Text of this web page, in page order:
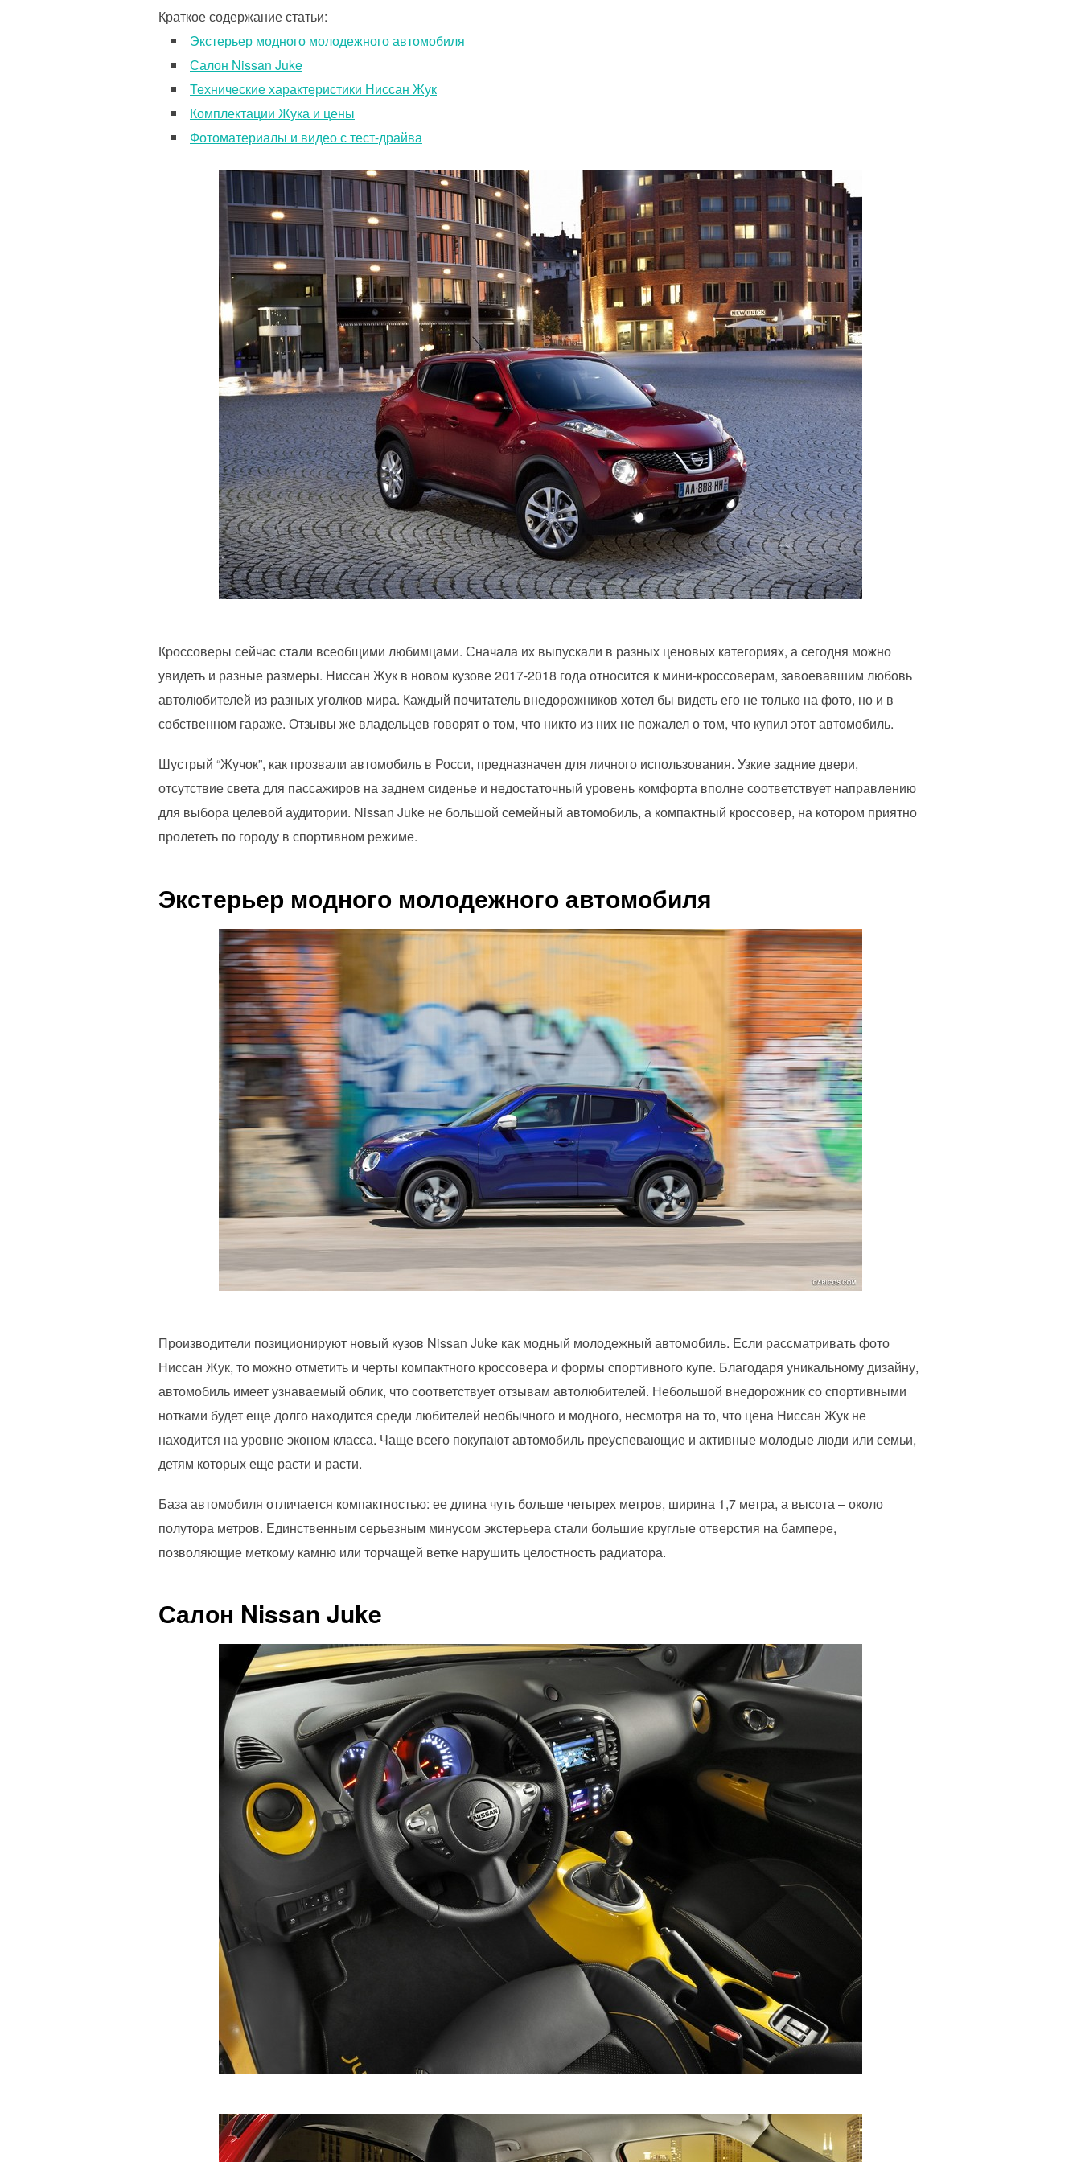
Краткое содержание статьи:
Экстерьер модного молодежного автомобиля
Салон Nissan Juke
Технические характеристики Ниссан Жук
Комплектации Жука и цены
Фотоматериалы и видео с тест-драйва
Кроссоверы сейчас стали всеобщими любимцами. Сначала их выпускали в разных ценовых категориях, а сегодня можно
увидеть и разные размеры. Ниссан Жук в новом кузове 2017-2018 года относится к мини-кроссоверам, завоевавшим любовь
автолюбителей из разных уголков мира. Каждый почитатель внедорожников хотел бы видеть его не только на фото, но и в
собственном гараже. Отзывы же владельцев говорят о том, что никто из них не пожалел о том, что купил этот автомобиль.
Шустрый “Жучок”, как прозвали автомобиль в Росси, предназначен для личного использования. Узкие задние двери,
отсутствие света для пассажиров на заднем сиденье и недостаточный уровень комфорта вполне соответствует направлению
для выбора целевой аудитории. Nissan Juke не большой семейный автомобиль, а компактный кроссовер, на котором приятно
пролететь по городу в спортивном режиме.
Экстерьер модного молодежного автомобиля
Производители позиционируют новый кузов Nissan Juke как модный молодежный автомобиль. Если рассматривать фото
Ниссан Жук, то можно отметить и черты компактного кроссовера и формы спортивного купе. Благодаря уникальному дизайну,
автомобиль имеет узнаваемый облик, что соответствует отзывам автолюбителей. Небольшой внедорожник со спортивными
нотками будет еще долго находится среди любителей необычного и модного, несмотря на то, что цена Ниссан Жук не
находится на уровне эконом класса. Чаще всего покупают автомобиль преуспевающие и активные молодые люди или семьи,
детям которых еще расти и расти.
База автомобиля отличается компактностью: ее длина чуть больше четырех метров, ширина 1,7 метра, а высота – около
полутора метров. Единственным серьезным минусом экстерьера стали большие круглые отверстия на бампере,
позволяющие меткому камню или торчащей ветке нарушить целостность радиатора.
Салон Nissan Juke